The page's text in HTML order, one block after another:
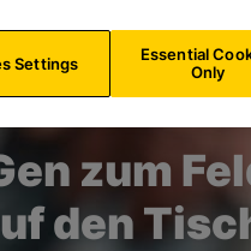
zum
den
Settings
Essential
Only